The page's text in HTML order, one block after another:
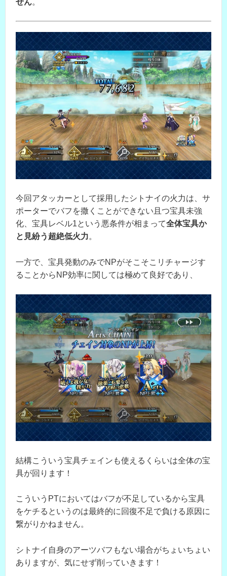
今回アタッカーとして採用したシトナイの火力は、サ
ポーターでバフを撒くことができない且つ宝具未強
化、宝具レベル1という悪条件が相まって全体宝具か
と見紛う超絶低火力。
一方で、宝具発動のみでNPがそこそこリチャージす
ることからNP効率に関しては極めて良好であり、
結構こういう宝具チェインも使えるくらいは全体の宝
具が回ります！
こういうPTにおいてはバフが不足しているから宝具
をケチるというのは最終的に回復不足で負ける原因に
繋がりかねません。
シトナイ自身のアーツバフもない場合がちょいちょい
ありますが、気にせず削っていきます！